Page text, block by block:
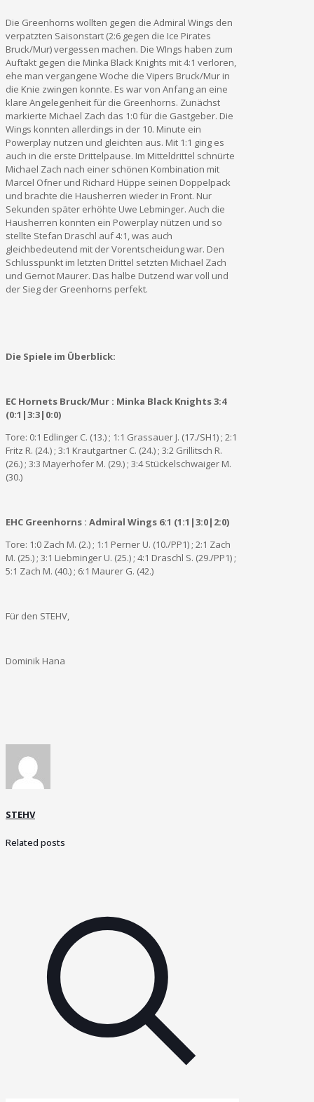
Die Greenhorns wollten gegen die Admiral Wings den
verpatzten Saisonstart (2:6 gegen die Ice Pirates
Bruck/Mur) vergessen machen. Die WIngs haben zum
Auftakt gegen die Minka Black Knights mit 4:1 verloren,
ehe man vergangene Woche die Vipers Bruck/Mur in
die Knie zwingen konnte. Es war von Anfang an eine
klare Angelegenheit für die Greenhorns. Zunächst
markierte Michael Zach das 1:0 für die Gastgeber. Die
Wings konnten allerdings in der 10. Minute ein
Powerplay nutzen und gleichten aus. Mit 1:1 ging es
auch in die erste Drittelpause. Im Mitteldrittel schnürte
Michael Zach nach einer schönen Kombination mit
Marcel Ofner und Richard Hüppe seinen Doppelpack
und brachte die Hausherren wieder in Front. Nur
Sekunden später erhöhte Uwe Lebminger. Auch die
Hausherren konnten ein Powerplay nützen und so
stellte Stefan Draschl auf 4:1, was auch
gleichbedeutend mit der Vorentscheidung war. Den
Schlusspunkt im letzten Drittel setzten Michael Zach
und Gernot Maurer. Das halbe Dutzend war voll und
der Sieg der Greenhorns perfekt.
Die Spiele im Überblick:
EC Hornets Bruck/Mur : Minka Black Knights 3:4
(0:1|3:3|0:0)
Tore: 0:1 Edlinger C. (13.) ; 1:1 Grassauer J. (17./SH1) ; 2:1
Fritz R. (24.) ; 3:1 Krautgartner C. (24.) ; 3:2 Grillitsch R.
(26.) ; 3:3 Mayerhofer M. (29.) ; 3:4 Stückelschwaiger M.
(30.)
EHC Greenhorns : Admiral Wings 6:1 (1:1|3:0|2:0)
Tore: 1:0 Zach M. (2.) ; 1:1 Perner U. (10./PP1) ; 2:1 Zach
M. (25.) ; 3:1 Liebminger U. (25.) ; 4:1 Draschl S. (29./PP1) ;
5:1 Zach M. (40.) ; 6:1 Maurer G. (42.)
Für den STEHV,
Dominik Hana
STEHV
Related posts